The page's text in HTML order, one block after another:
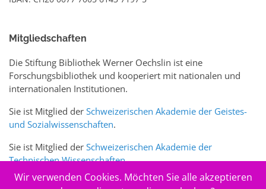
Mitgliedschaften
Die Stiftung Bibliothek Werner Oechslin ist eine
Forschungsbibliothek und kooperiert mit nationalen und
internationalen Institutionen.
Sie ist Mitglied der Schweizerischen Akademie der Geistes-
und Sozialwissenschaften.
Sie ist Mitglied der Schweizerischen Akademie der
Technischen Wissenschaften.
Sie ist zudem Mitglied des Schweizer Portalswww.sciences-
Wir verwenden Cookies. Möchten Sie alle akzeptieren